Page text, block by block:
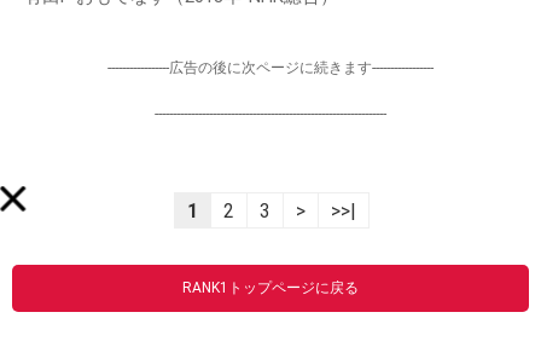
-----------------広告の後に次ページに続きます-----------------
----------------------------------------------------------------
1 2 3 > >>|
RANK1トップページに戻る